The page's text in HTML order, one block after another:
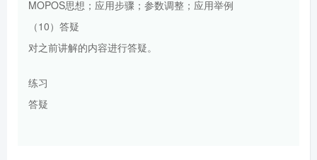
MOPOS思想；应用步骤；参数调整；应用举例
（10）答疑
对之前讲解的内容进行答疑。
练习
答疑